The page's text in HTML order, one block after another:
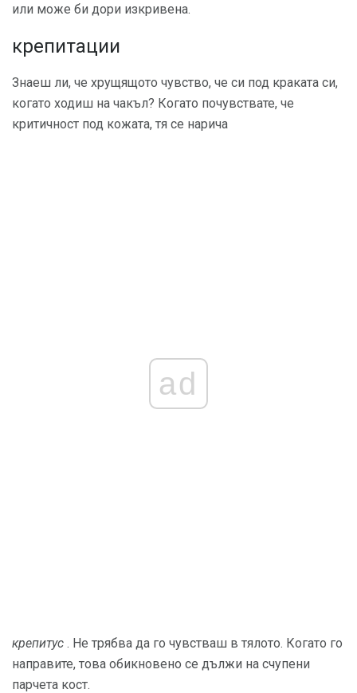
или може би дори изкривена.
крепитации
Знаеш ли, че хрущящото чувство, че си под краката си,
когато ходиш на чакъл? Когато почувствате, че
критичност под кожата, тя се нарича
ad
крепитус . Не трябва да го чувстваш в тялото. Когато го
направите, това обикновено се дължи на счупени
парчета кост.